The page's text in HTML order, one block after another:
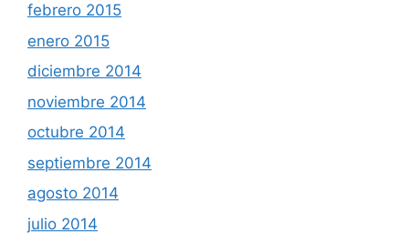
febrero 2015
enero 2015
diciembre 2014
noviembre 2014
octubre 2014
septiembre 2014
agosto 2014
julio 2014